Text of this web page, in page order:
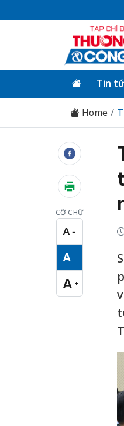
Tin
Home
CỠ CHỮ
A −
Cỡ chữ nhỏ
A
Cỡ chữ vừa
A +
Cỡ chữ